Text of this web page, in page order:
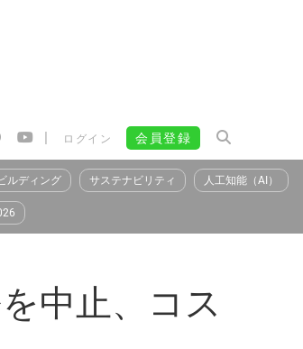
| ログイン 会員登録
ルディング サステナビリティ 人工知能（AI）
中止、コス